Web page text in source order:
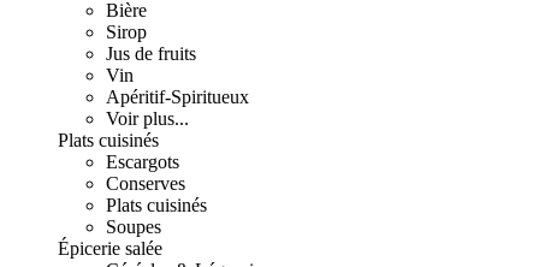
Bière
Sirop
Jus de fruits
Vin
Apéritif-Spiritueux
Voir plus...
Plats cuisinés
Escargots
Conserves
Plats cuisinés
Soupes
Épicerie salée